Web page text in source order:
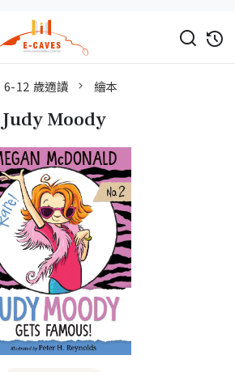
6-12 歲適讀 繪本
Judy Moody